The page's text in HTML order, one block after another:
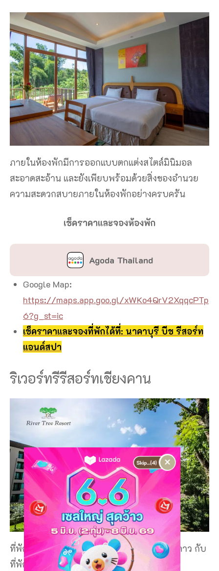
ภายในห้องพักมีการออกแบบตกแต่งสไตล์มินิมอล
สะอาดสะอ้าน และยังเพียบพร้อมด้วยสิ่งของอำนวย
ความสะดวกสบายภายในห้องพักอย่างครบครัน
เช็คราคาและจองห้องพัก
Agoda Thailand
Google Map:
https://maps.app.goo.gl/xWKo4QrV2XqqcPTp
6?g_st=ic
เช็คราคาและจองที่พักได้ที่: นาคาบุรี บีช รีสอร์ท
แอนด์สปา
ริเวอร์ทรีรีสอร์ทเชียงคาน
ที่พักเลยเชียงคาน ที่มีระดับมาตรฐานที่พัก 4 ดาว กับ
ที่พักที่มีชื่อว่าริเวอร์ทรีรีสอร์ทเชียงคาน ที่พัก
×